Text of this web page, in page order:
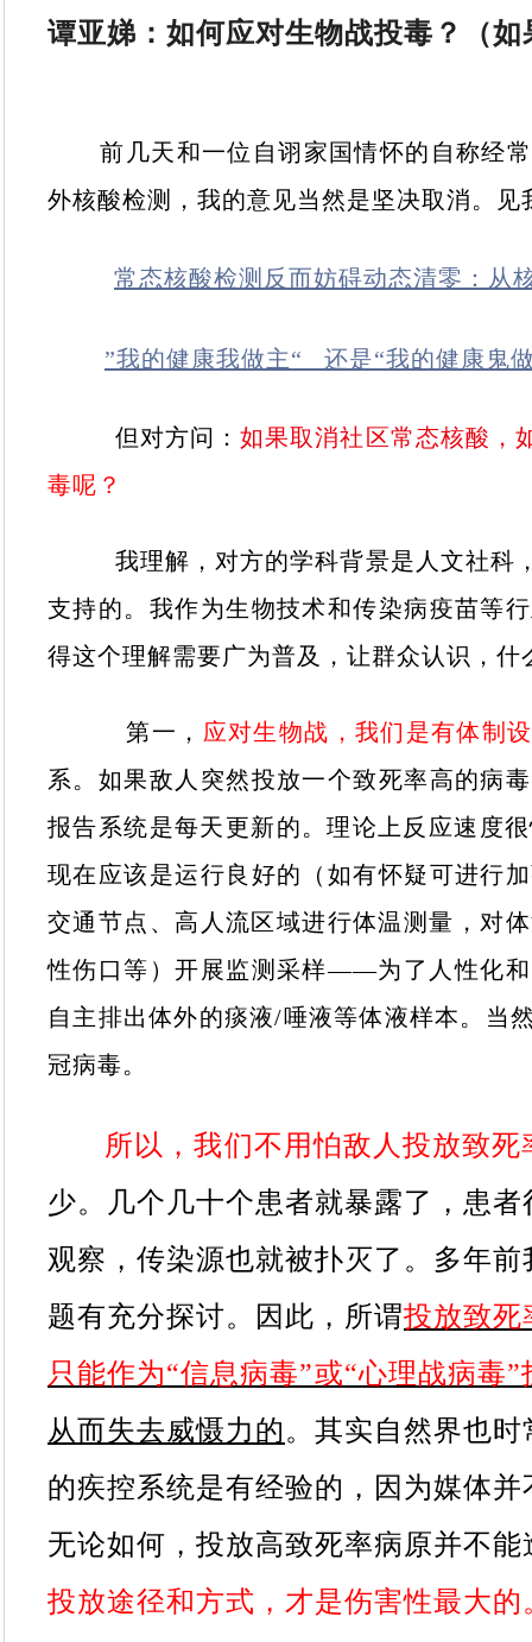
谭亚娣：如何应对生物战投毒？（
前几天和一位自诩家国情怀的自称经常
外核酸检测，我的意见当然是坚决取消。见
常态核酸检测反而妨碍动态清零：从
”我的健康我做主“ 还是“我的健康鬼
但对方问：如果取消社区常态核酸，
毒呢？
我理解，对方的学科背景是人文社科，
支持的。我作为生物技术和传染病疫苗等
得这个理解需要广为普及，让群众认识，
第一， 应对生物战，我们是有体制
系。如果敌人突然投放一个致死率高的病
报告系统是每天更新的。理论上反应速度
现在应该是运行良好的（如有怀疑可进行
交通节点、高人流区域进行体温测量，对
性伤口等）开展监测采样——为了人性化
自主排出体外的痰液/唾液等体液样本。当
冠病毒。
所以，我们不用怕敌人投放致死
少。几个几十个患者就暴露了，患
观察，传染源也就被扑灭了。多年
题有充分探讨。因此，所谓投放致死
只能作为“信息病毒”或“心理战病毒”
从而失去威慑力的。其实自然界也
的疾控系统是有经验的，因为媒体
无论如何，投放高致死率病原并不
投放途径和方式，才是伤害性最大